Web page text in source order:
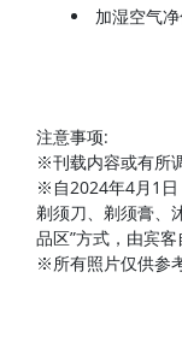
加湿空气
注意事项:
※刊载内容或有所
※自2024年4月1日
剃须刀、剃须膏、
品区”方式，由宾客
※所有照片仅供参考